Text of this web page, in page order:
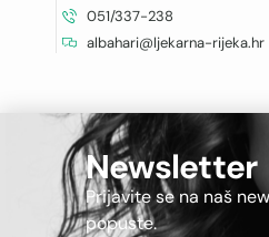
051/337-238
albahari@ljekarna-rijeka.hr
Newsletter
Prijavite se na naš
popuste.